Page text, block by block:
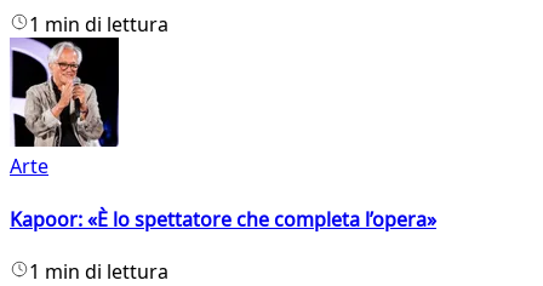
1 min di lettura
Arte
Kapoor: «È lo spettatore che completa l’opera»
1 min di lettura